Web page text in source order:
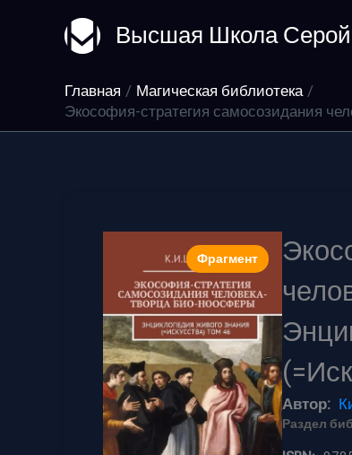
содержимому
Высшая Школа
Главная
Магическая библиотека
Экософия-стратегия самосозидания
Фрагмент
Автор:
Раздел